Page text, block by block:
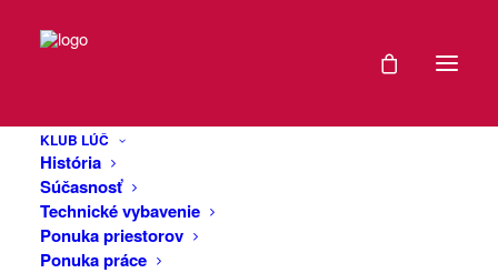
KLUB LÚČ
História
Súčasnosť
Technické vybavenie
Ponuka priestorov
Ponuka práce
Balážová,
Divadlo Odivo:
Vnorená
DÁTUM